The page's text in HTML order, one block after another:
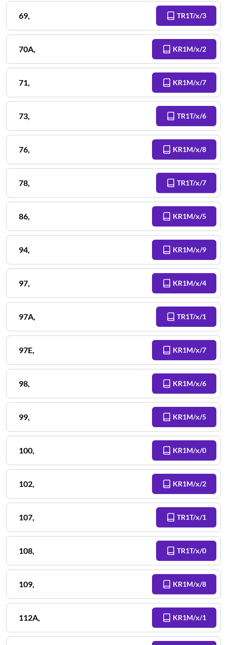
69, TR1T/x/3
70A, KR1M/x/2
71, KR1M/x/7
73, TR1T/x/6
76, KR1M/x/8
78, TR1T/x/7
86, KR1M/x/5
94, KR1M/x/9
97, KR1M/x/4
97A, TR1T/x/1
97E, KR1M/x/7
98, KR1M/x/6
99, KR1M/x/5
100, KR1M/x/0
102, KR1M/x/2
107, TR1T/x/1
108, TR1T/x/0
109, KR1M/x/8
112A, KR1M/x/1